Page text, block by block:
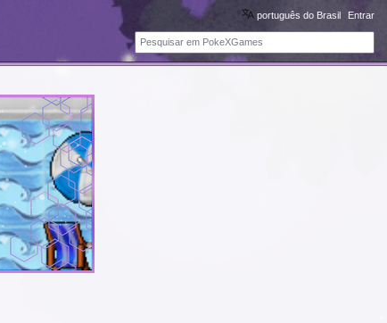
português do Brasil Entrar
Pesquisa